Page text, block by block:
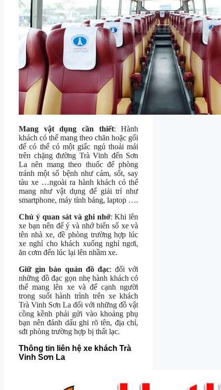
Mang vật dụng cần thiết: Hành
khách có thể mang theo chăn hoặc gối
để có thể có một giấc ngủ thoải mái
trên chặng đường Trà Vinh đến Sơn
La nên mang theo thuốc để phòng
tránh một số bệnh như cảm, sốt, say
tàu xe …ngoài ra hành khách có thể
mang như vật dụng để giải trí như
smartphone, máy tính bảng, laptop ….
Chú ý quan sát và ghi nhớ: Khi lên
xe bạn nên để ý và nhớ biển số xe và
tên nhà xe, đề phòng trường hợp lúc
xe nghỉ cho khách xuống nghỉ ngơi,
ăn cơm đến lúc lại lên nhầm xe.
Giữ gìn bảo quản đồ đạc: đối với
những đồ đạc gọn nhẹ hành khách có
thể mang lên xe và để cạnh người
trong suốt hành trình trên xe khách
Trà Vinh Sơn La đối với những đồ vật
cồng kềnh phải gửi vào khoảng phụ
bạn nên đánh dấu ghi rõ tên, địa chỉ,
sđt phòng trường hợp bị thất lạc.
Thông tin liên hệ xe khách Trà
Vinh Sơn La